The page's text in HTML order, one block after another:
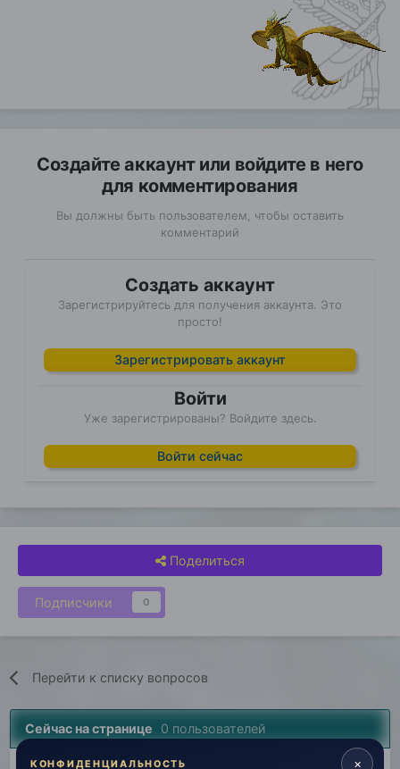
Создайте аккаунт или войдите в него
для комментирования
Вы должны быть пользователем, чтобы оставить
комментарий
Создать аккаунт
Зарегистрируйтесь для получения аккаунта. Это
просто!
Зарегистрировать аккаунт
Войти
Уже зарегистрированы? Войдите здесь.
Войти сейчас
Поделиться
Подписчики 0
Перейти к списку вопросов
Сейчас на странице 0 пользователей
Нет пользователей, просматривающих эту страницу.×
КОНФИДЕНЦИАЛЬНОСТЬ